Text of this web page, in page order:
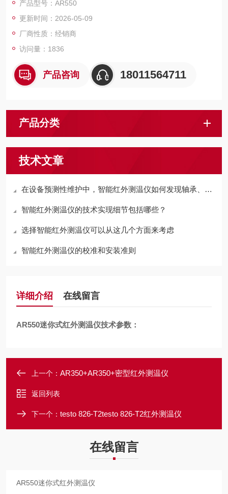
产品型号：AR550
更新时间：2026-05-09
厂商性质：经销商
访问量：1836
产品咨询 18011564711
产品分类
技术文章
在设备预测性维护中，智能红外测温仪如何发现轴承、电机异常升温？
智能红外测温仪的技术实现细节包括哪些？
选择智能红外测温仪可以从这几个方面来考虑
智能红外测温仪的校准和安装准则
详细介绍 在线留言
AR550迷你式红外测温仪技术参数：
上一个： AR350+AR350+密型红外测温仪
返回列表
下一个： testo 826-T2testo 826-T2红外测温仪
在线留言